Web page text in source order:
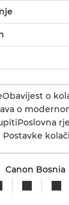
Obavijest o
o
Poslovna
Postavke
Canon Bosnia